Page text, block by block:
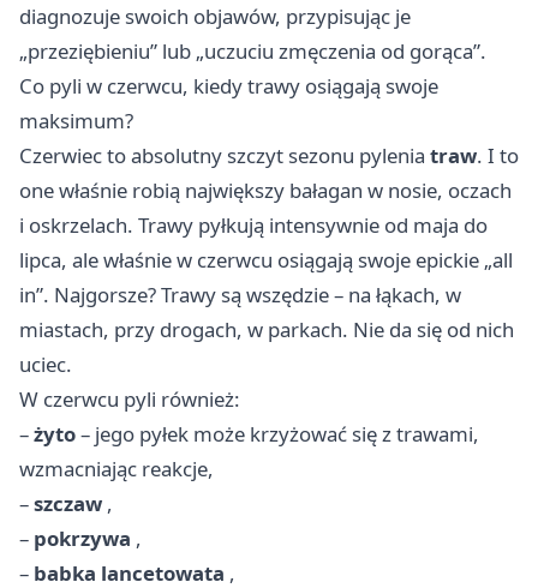
diagnozuje swoich objawów, przypisując je
„przeziębieniu” lub „uczuciu zmęczenia od gorąca”.
Co pyli w czerwcu, kiedy trawy osiągają swoje
maksimum?
Czerwiec to absolutny szczyt sezonu pylenia traw. I to
one właśnie robią największy bałagan w nosie, oczach
i oskrzelach. Trawy pyłkują intensywnie od maja do
lipca, ale właśnie w czerwcu osiągają swoje epickie „all
in”. Najgorsze? Trawy są wszędzie – na łąkach, w
miastach, przy drogach, w parkach. Nie da się od nich
uciec.
W czerwcu pyli również:
–żyto– jego pyłek może krzyżować się z trawami,
wzmacniając reakcje,
–szczaw ,
– pokrzywa ,
– babka lancetowata ,